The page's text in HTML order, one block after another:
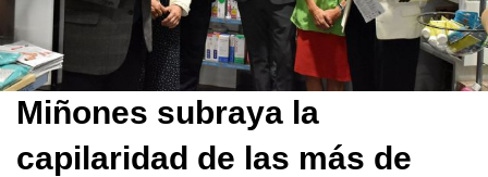
Miñones subraya la
capilaridad de las más de